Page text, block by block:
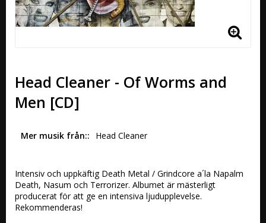
Head Cleaner - Of Worms and
Men [CD]
Mer musik från: Head Cleaner
Intensiv och uppkäftig Death Metal / Grindcore a´la Napalm
Death, Nasum och Terrorizer. Albumet är mästerligt
producerat för att ge en intensiva ljudupplevelse.
Rekommenderas!